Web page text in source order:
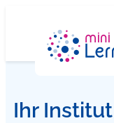
springen
Ihr